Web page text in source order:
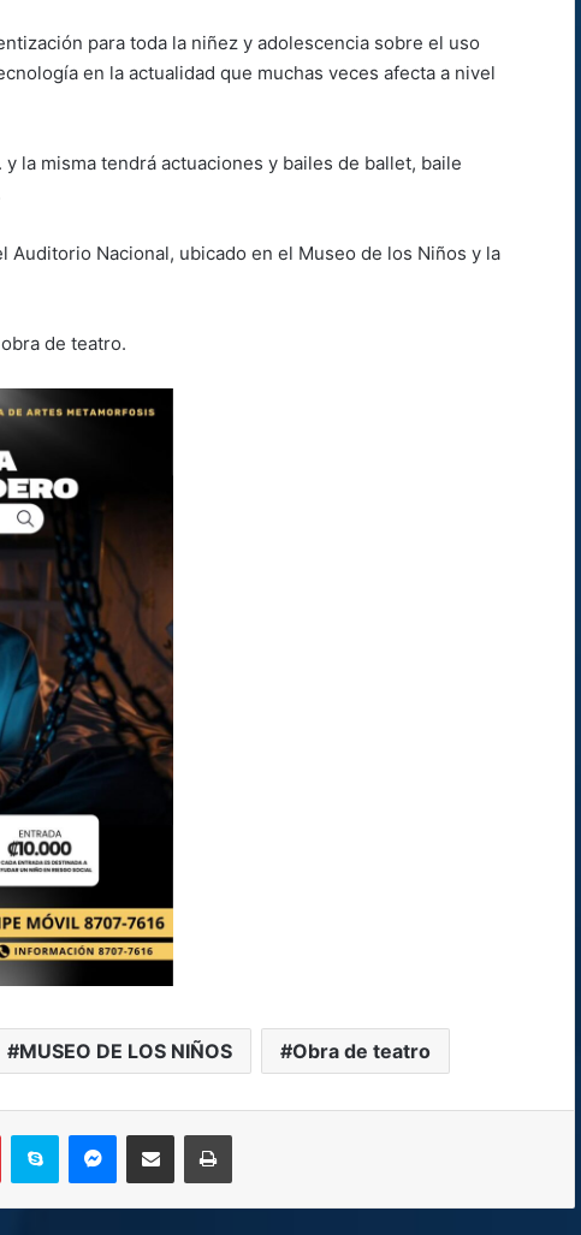
para toda la niñez y adolescencia sobre el uso
en la actualidad que muchas veces afecta a nivel
la misma tendrá actuaciones y bailes de ballet, baile
Auditorio Nacional, ubicado en el Museo de los Niños y la
de teatro.
MUSEO DE LOS NIÑOS Obra de teatro
PinterestSkype MessengerCompartir por correo electrónicoImprimir